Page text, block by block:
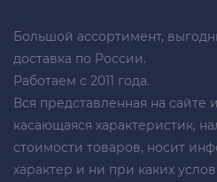
Большой ассортимент,
доставка по России.
Работаем с 2011 года.
Вся представленная на сайте
касающаяся характеристик,
стоимости товаров, носит
характер и ни при каких